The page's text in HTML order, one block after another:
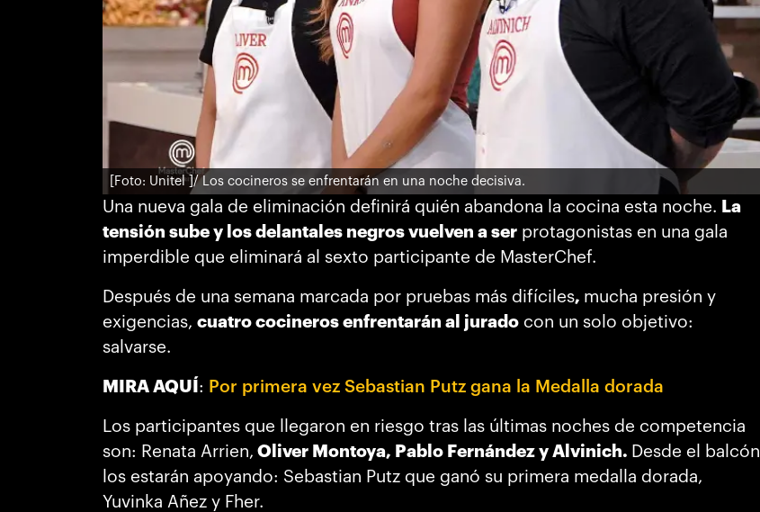
[Foto: Unitel ]/ Los cocineros se enfrentarán en una noche decisiva.
Una nueva gala de eliminación definirá quién abandona la cocina esta noche. La
tensión sube y los delantales negros vuelven a ser protagonistas en una gala
imperdible que eliminará al sexto participante de MasterChef.
Después de una semana marcada por pruebas más difíciles, mucha presión y
exigencias, cuatro cocineros enfrentarán al jurado con un solo objetivo:
salvarse.
MIRA AQUÍ : Por primera vez Sebastian Putz gana la Medalla dorada
Los participantes que llegaron en riesgo tras las últimas noches de competencia
son: Renata Arrien, Oliver Montoya, Pablo Fernández y Alvinich. Desde el balcón
los estarán apoyando: Sebastian Putz que ganó su primera medalla dorada,
Yuvinka Añez y Fher.